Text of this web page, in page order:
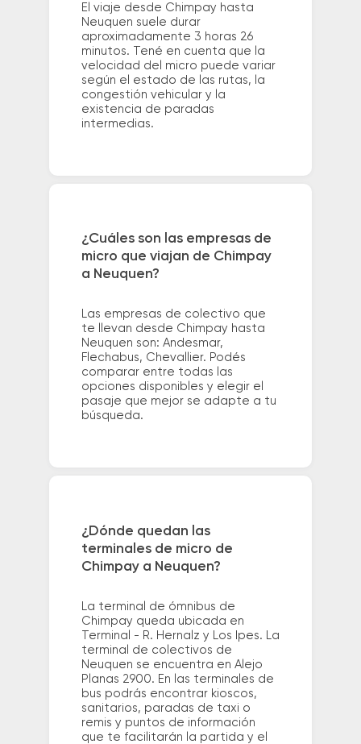
El viaje desde Chimpay hasta
Neuquen suele durar
aproximadamente 3 horas 26
minutos. Tené en cuenta que la
velocidad del micro puede variar
según el estado de las rutas, la
congestión vehicular y la
existencia de paradas
intermedias.
¿Cuáles son las empresas de
micro que viajan de Chimpay
a Neuquen?
Las empresas de colectivo que
te llevan desde Chimpay hasta
Neuquen son: Andesmar,
Flechabus, Chevallier. Podés
comparar entre todas las
opciones disponibles y elegir el
pasaje que mejor se adapte a tu
búsqueda.
¿Dónde quedan las
terminales de micro de
Chimpay a Neuquen?
La terminal de ómnibus de
Chimpay queda ubicada en
Terminal - R. Hernalz y Los Ipes. La
terminal de colectivos de
Neuquen se encuentra en Alejo
Planas 2900. En las terminales de
bus podrás encontrar kioscos,
sanitarios, paradas de taxi o
remis y puntos de información
que te facilitarán la partida y el